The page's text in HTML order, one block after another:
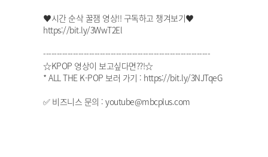
♥시간 순삭 꿀잼 영상!! 구독하고 챙겨보기♥
https://bit.ly/3WwT2El
--------------------------------------------------------------
☆KPOP 영상이 보고싶다면??!☆
* ALL THE K-POP 보러 가기 : https://bit.ly/3NJTqeG
✅ 비즈니스 문의 : youtube@mbcplus.com